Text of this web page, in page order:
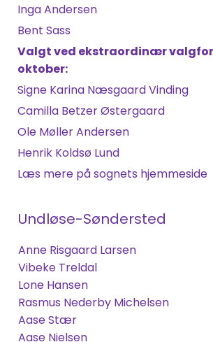
Inga Andersen
Bent Sass
Valgt ved ekstraordinær
oktober:
Signe Karina Næsgaard Vinding
Camilla Betzer Østergaard
Ole Møller Andersen
Henrik Koldsø Lund
Læs mere på sognets hjemmeside
Undløse-Søndersted
Anne Risgaard Larsen
Vibeke Treldal
Lone Hansen
Rasmus Nederby Michelsen
Aase Stær
Aase Nielsen